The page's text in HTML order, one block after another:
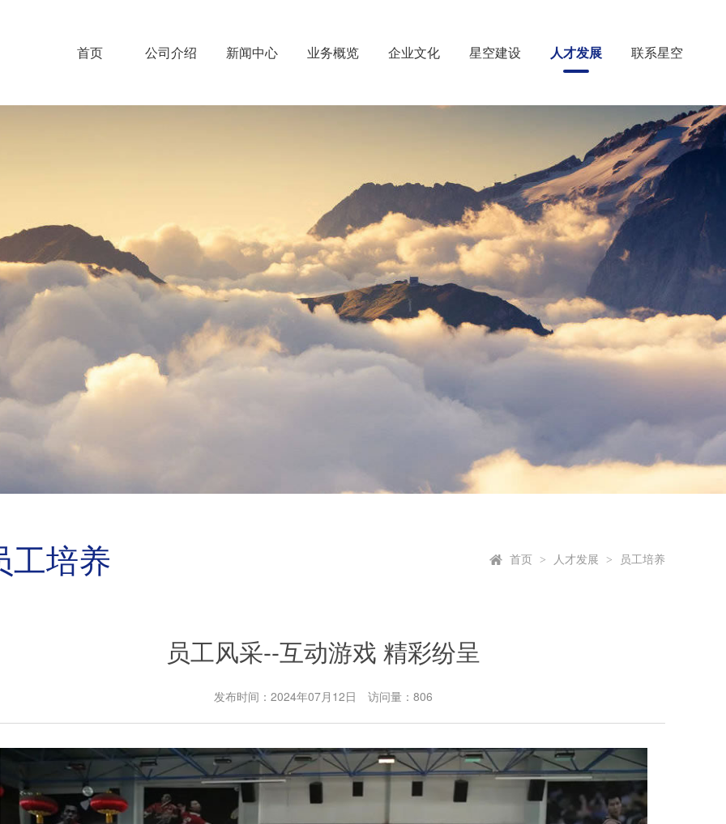
首页 公司介绍 新闻中心 业务概览 企业文化 星空建设 人才发展 联系星空
工培养 首页 > 人才发展 > 员工培养
员工风采--互动游戏 精彩纷呈
发布时间：2024年07月12日 访问量：806